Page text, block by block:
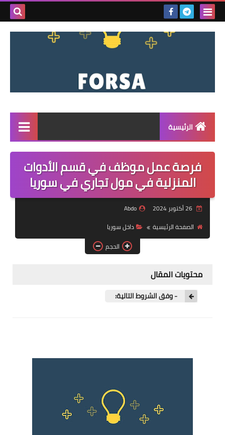
بحث
الرئيسية
القائمة
مناقصات
فرص عمل داخل سوريا
فرص عمل في العراق
فرص عمل في اليمن
فرصة عمل موظف في قسم الأدوات
المنزلية في مول تجاري في سوريا
26 أكتوبر 2024
Abdo
الصفحة الرئيسية
داخل سوريا
الحجم
محتويات المقال
- وفق الشروط التالية: